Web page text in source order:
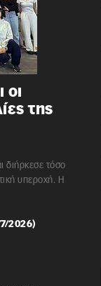
οι
της
διήρκεσε τόσο
υπεροχή. Η
2026)